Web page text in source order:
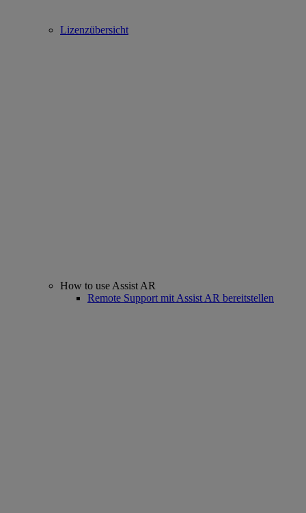
Lizenzübersicht
How to use Assist AR
Remote Support mit Assist AR bereitstellen